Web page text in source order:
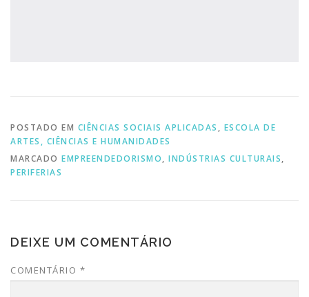
POSTADO EM CIÊNCIAS SOCIAIS APLICADAS , ESCOLA DE
ARTES, CIÊNCIAS E HUMANIDADES
MARCADO EMPREENDEDORISMO, INDÚSTRIAS CULTURAIS,
PERIFERIAS
DEIXE UM COMENTÁRIO
COMENTÁRIO *